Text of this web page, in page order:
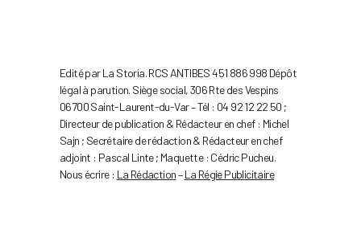
Edité par La Storia. RCS ANTIBES 451 886 998 Dépôt
légal à parution. Siège social, 306 Rte des Vespins
06700 Saint-Laurent-du-Var – Tél : 04 92 12 22 50 ;
Directeur de publication & Rédacteur en chef : Michel
Sajn ; Secrétaire de rédaction & Rédacteur en chef
adjoint : Pascal Linte ; Maquette : Cédric Pucheu.
Nous écrire : La Rédaction–La Régie Publicitaire